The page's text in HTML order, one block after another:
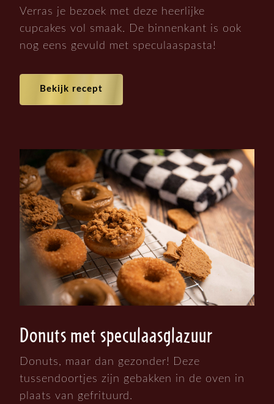
Verras je bezoek met deze heerlijke
cupcakes vol smaak. De binnenkant is ook
nog eens gevuld met speculaaspasta!
Bekijk recept
Donuts met speculaasglazuur
Donuts, maar dan gezonder! Deze
tussendoortjes zijn gebakken in de oven in
plaats van gefrituurd.